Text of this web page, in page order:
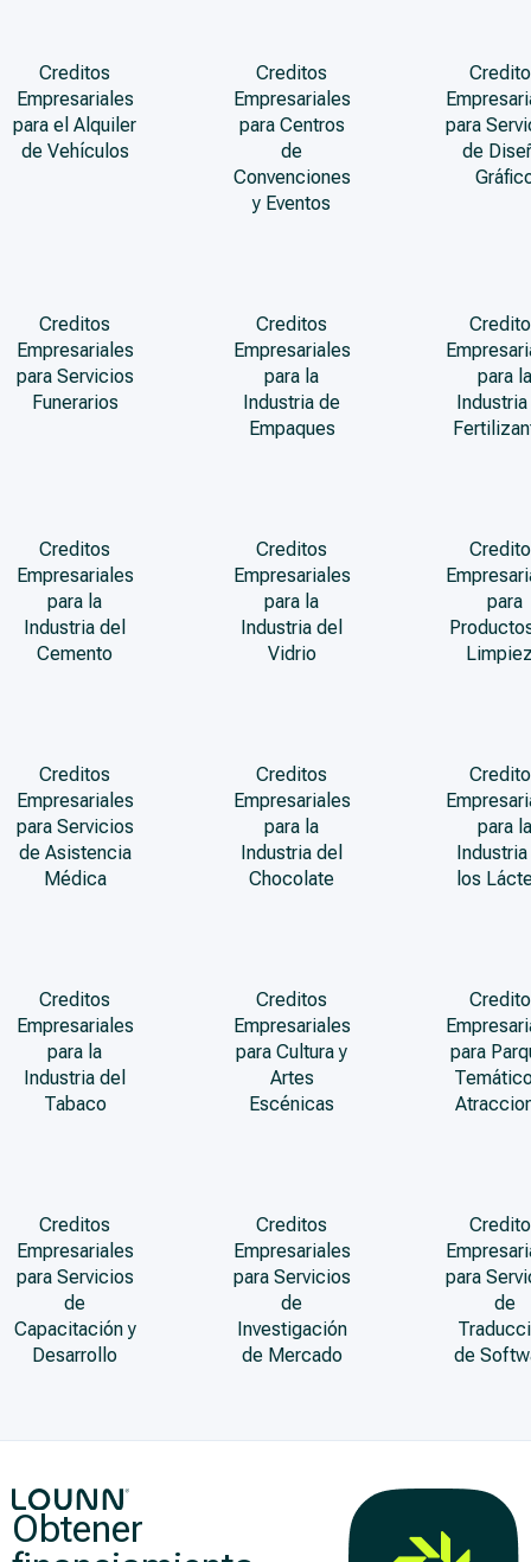
Creditos
Empresariales
para el Alquiler
de Vehículos
Creditos
Empresariales
para Centros
de
Convenciones
y Eventos
para
de
Creditos
Empresariales
para Servicios
Funerarios
Creditos
Empresariales
para la
Industria de
Empaques
para la
Creditos
Empresariales
para la
Industria del
Cemento
Creditos
Empresariales
para la
Industria del
Vidrio
para
Creditos
Empresariales
para Servicios
de Asistencia
Médica
Creditos
Empresariales
para la
Industria del
Chocolate
para la
los
Creditos
Empresariales
para la
Industria del
Tabaco
Creditos
Empresariales
para Cultura y
Artes
Escénicas
para
Creditos
Empresariales
para Servicios
de
Capacitación y
Desarrollo
Creditos
Empresariales
para Servicios
de
Investigación
de Mercado
para
de
de
Obtener